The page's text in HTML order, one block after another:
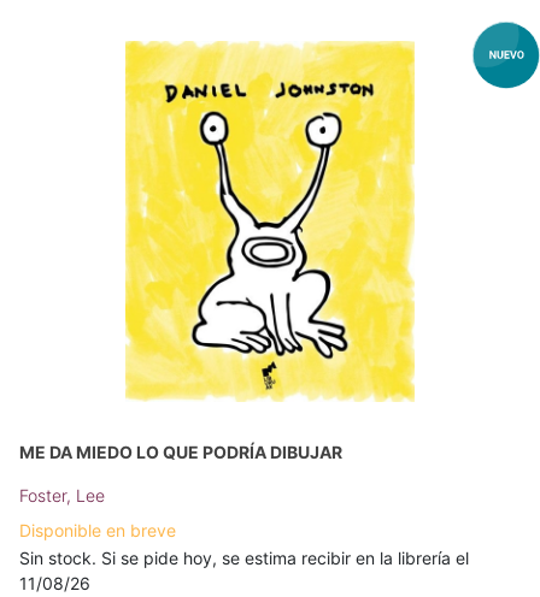
ME DA MIEDO LO QUE PODRÍA DIBUJAR
Foster, Lee
Disponible en breve
Sin stock. Si se pide hoy, se estima recibir en la librería el
11/08/26